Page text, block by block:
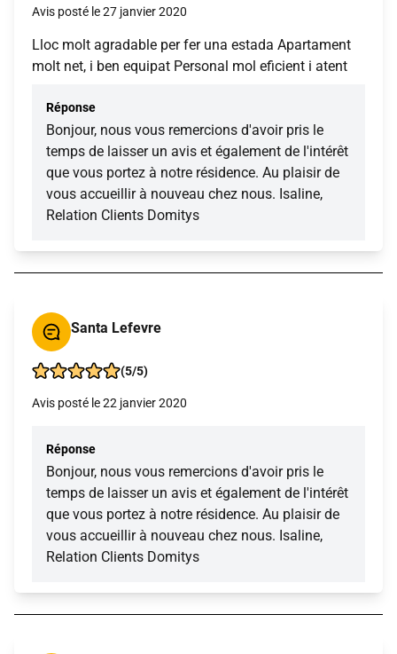
Avis posté le 27 janvier 2020
Lloc molt agradable per fer una estada Apartament
molt net, i ben equipat Personal mol eficient i atent
Réponse
Bonjour, nous vous remercions d'avoir pris le
temps de laisser un avis et également de l'intérêt
que vous portez à notre résidence. Au plaisir de
vous accueillir à nouveau chez nous. Isaline,
Relation Clients Domitys
Santa Lefevre
(5/5)
Avis posté le 22 janvier 2020
Réponse
Bonjour, nous vous remercions d'avoir pris le
temps de laisser un avis et également de l'intérêt
que vous portez à notre résidence. Au plaisir de
vous accueillir à nouveau chez nous. Isaline,
Relation Clients Domitys